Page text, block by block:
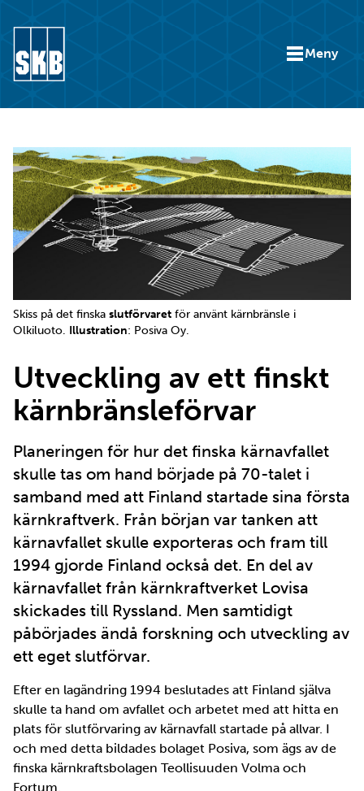
Meny
Skiss på det finska slutförvaret för använt kärnbränsle i
Olkiluoto. Illustration: Posiva Oy.
Utveckling av ett finskt
kärnbränsleförvar
Planeringen för hur det finska kärnavfallet
skulle tas om hand började på 70-talet i
samband med att Finland startade sina första
kärnkraftverk. Från början var tanken att
kärnavfallet skulle exporteras och fram till
1994 gjorde Finland också det. En del av
kärnavfallet från kärnkraftverket Lovisa
skickades till Ryssland. Men samtidigt
påbörjades ändå forskning och utveckling av
ett eget slutförvar.
Efter en lagändring 1994 beslutades att Finland själva
skulle ta hand om avfallet och arbetet med att hitta en
plats för slutförvaring av kärnavfall startade på allvar. I
och med detta bildades bolaget Posiva, som ägs av de
finska kärnkraftsbolagen Teollisuuden Volma och
Fortum.